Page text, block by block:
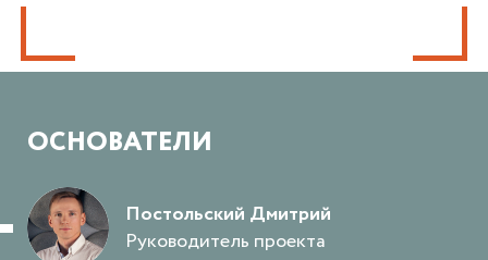
ОСНОВАТЕЛИ
Постольский Дмитрий
Руководитель проекта